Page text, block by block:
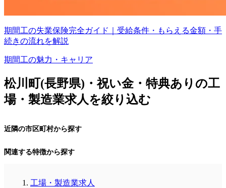
期間工の失業保険完全ガイド｜受給条件・もらえる金額・手
続きの流れを解説
期間工の魅力・キャリア
松川町(長野県)・祝い金・特典ありの工
場・製造業求人を絞り込む
近隣の市区町村から探す
関連する特徴から探す
工場・製造業求人